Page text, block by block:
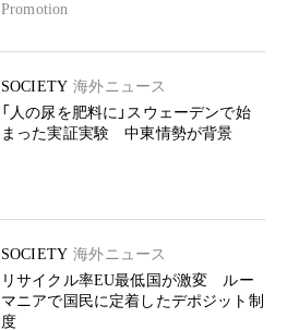
Promotion
SOCIETY 海外ニュース
「人の尿を肥料に」スウェーデンで始
まった実証実験 中東情勢が背景
SOCIETY 海外ニュース
リサイクル率EU最低国が激変 ルー
マニアで国民に定着したデポジット制
度